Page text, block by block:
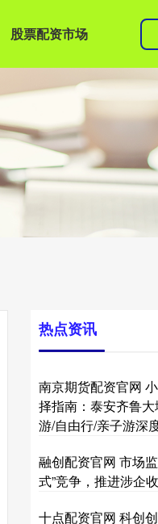
股票配资市场
热点资讯
南京期货配资官网
择指南：泰安齐鲁
游/自由行/亲子游深
融创配资官网 市场
式”竞争，推进涉企
十点配资官网 科创